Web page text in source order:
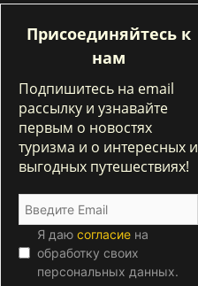
Присоединяйтесь к
нам
Подпишитесь на email
рассылку и узнавайте
первым о новостях
туризма и о интересных и
выгодных путешествиях!
Я даю согласие на
обработку своих
персональных данных.